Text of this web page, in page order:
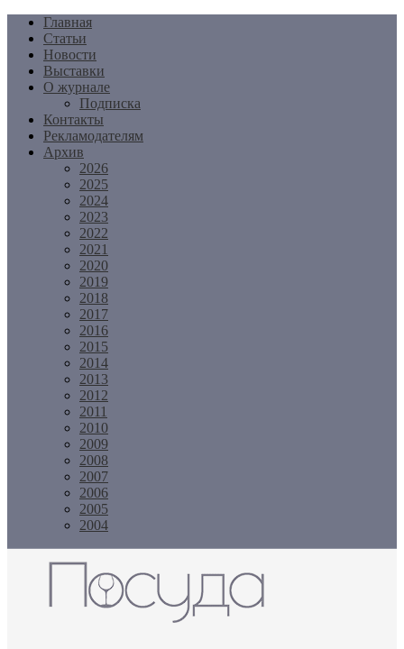
Перейти
содержимому
Главная
Статьи
Новости
Выставки
О журнале
Подписка
Контакты
Рекламодателям
Архив
2026
2025
2024
2023
2022
2021
2020
2019
2018
2017
2016
2015
2014
2013
2012
2011
2010
2009
2008
2007
2006
2005
2004